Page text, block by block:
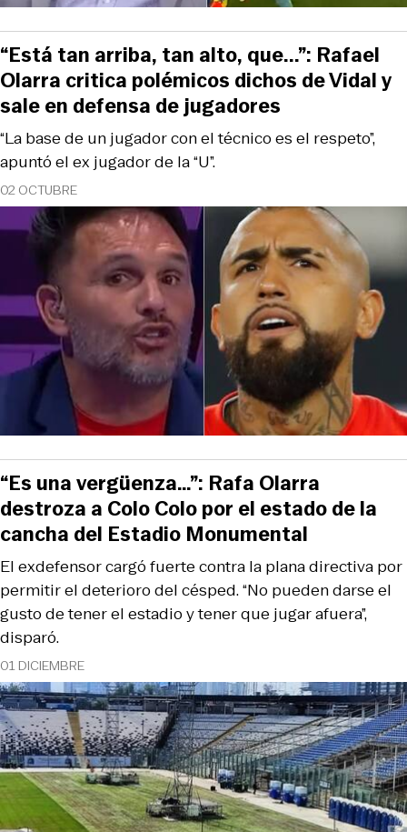
02 OCTUBRE
“La base de un jugador con el técnico es el respeto”,
apuntó el ex jugador de la “U”.
“Está tan arriba, tan alto, que...”: Rafael
Olarra critica polémicos dichos de Vidal y
sale en defensa de jugadores
01 DICIEMBRE
El exdefensor cargó fuerte contra la plana directiva por
permitir el deterioro del césped. “No pueden darse el
gusto de tener el estadio y tener que jugar afuera”,
disparó.
“Es una vergüenza…”: Rafa Olarra
destroza a Colo Colo por el estado de la
cancha del Estadio Monumental